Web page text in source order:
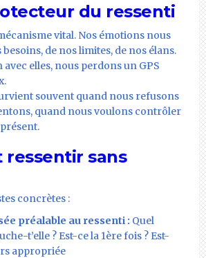
du ressenti
vital. Nos émotions nous
de nos limites, de nos élans.
elles, nous perdons un GPS
souvent quand nous refusons
quand nous voulons contrôler
ressentir sans
concrètes :
préalable au ressenti : Quel
t’elle ? Est-ce la 1ère fois ? Est-
appropriée